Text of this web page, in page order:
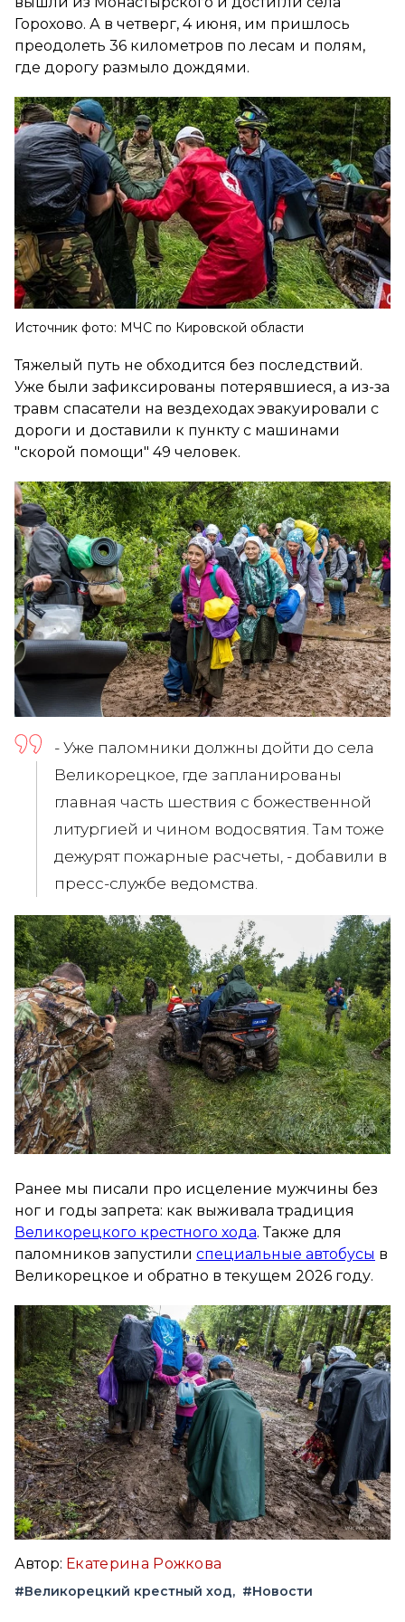
Горохово. А в четверг, 4 июня, им пришлось
преодолеть 36 километров по лесам и полям,
где дорогу размыло дождями.
Источник фото: МЧС по Кировской области
Тяжелый путь не обходится без последствий.
Уже были зафиксированы потерявшиеся, а из-за
травм спасатели на вездеходах эвакуировали с
дороги и доставили к пункту с машинами
"скорой помощи" 49 человек.
- Уже паломники должны дойти до села
Великорецкое, где запланированы
главная часть шествия с божественной
литургией и чином водосвятия. Там тоже
дежурят пожарные расчеты, - добавили в
пресс-службе ведомства.
Ранее мы писали про исцеление мужчины без
ног и годы запрета: как выживала традиция
Великорецкого крестного хода. Также для
паломников запустили специальные автобусы в
Великорецкое и обратно в текущем 2026 году.
Автор: Екатерина Рожкова
#Великорецкий крестный ход #Новости